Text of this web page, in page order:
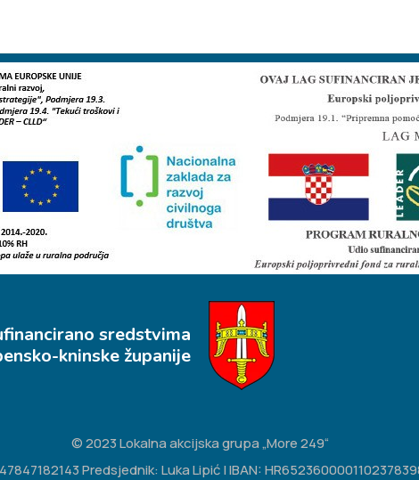
sredstvima
kninske županije
© 2023 Lokalna akcijska grupa „More 249“
Predsjednik: Luka Lipić | IBAN: